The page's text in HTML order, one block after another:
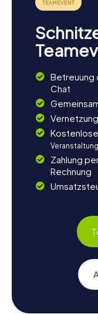
Betreuung
Chat
Zahlung
Rechnung